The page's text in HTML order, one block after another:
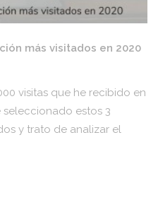
más visitados en 2020
visitas que he recibido en
estos 3
y trato de analizar el